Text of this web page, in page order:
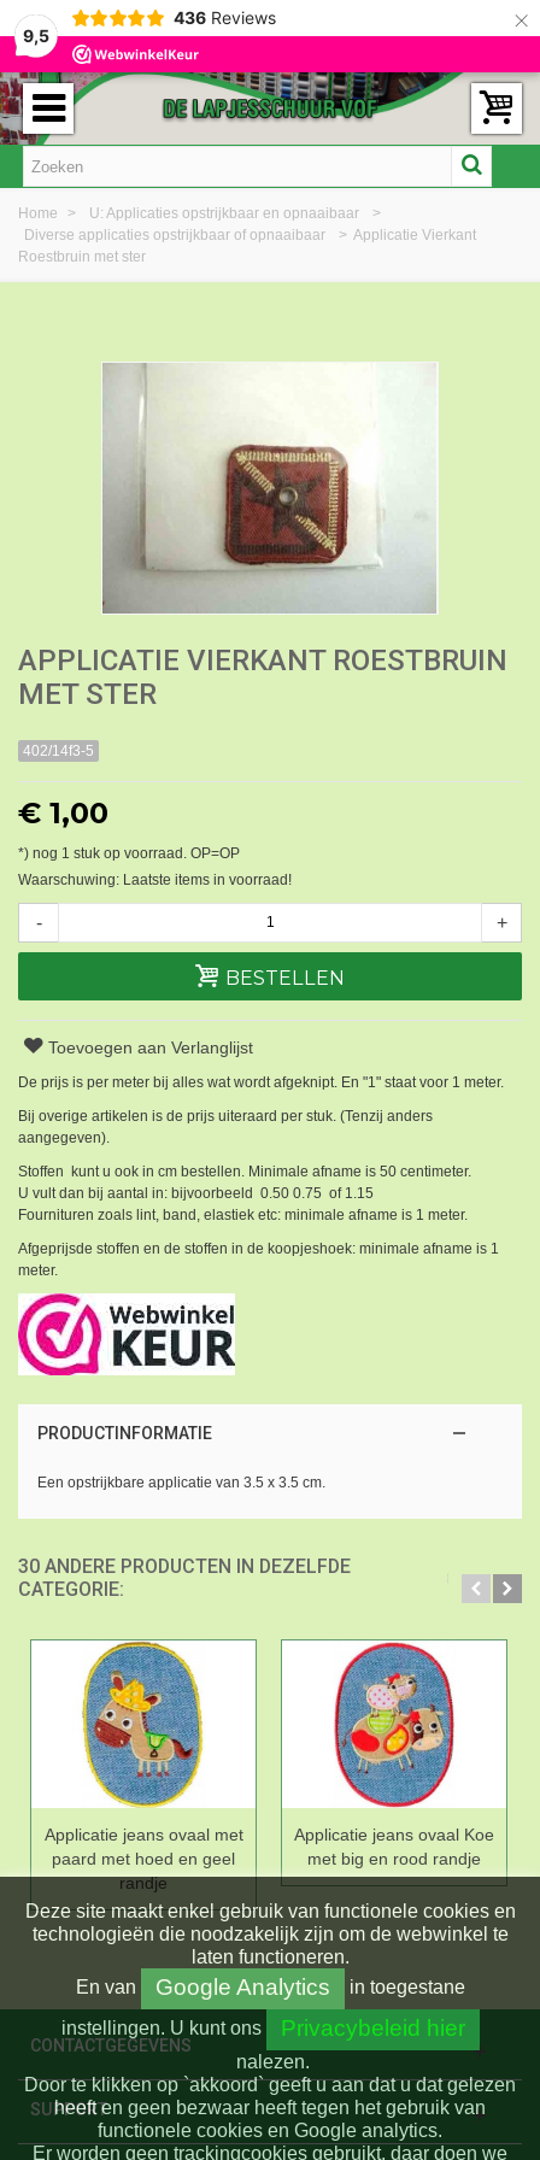
9,5
436 Reviews ×
Home > U: Applicaties opstrijkbaar en opnaaibaar
>
Diverse applicaties opstrijkbaar of opnaaibaar
> Applicatie Vierkant
Roestbruin met ster
APPLICATIE VIERKANT ROESTBRUIN
MET STER
402/14f3-5
€ 1,00
*) nog 1 stuk op voorraad. OP=OP
Waarschuwing: Laatste items in voorraad!
- +
BESTELLEN
Toevoegen aan Verlanglijst
De prijs is per meter bij alles wat wordt afgeknipt. En "1" staat voor 1 meter.
Bij overige artikelen is de prijs uiteraard per stuk. (Tenzij anders
aangegeven).
Stoffen kunt u ook in cm bestellen. Minimale afname is 50 centimeter.
U vult dan bij aantal in: bijvoorbeeld 0.50 0.75 of 1.15
Fournituren zoals lint, band, elastiek etc: minimale afname is 1 meter.
Afgeprijsde stoffen en de stoffen in de koopjeshoek: minimale afname is 1
meter.
PRODUCTINFORMATIE
Een opstrijkbare applicatie van 3.5 x 3.5 cm.
30 ANDERE PRODUCTEN IN DEZELFDE
CATEGORIE:
Applicatie jeans ovaal met
paard met hoed en geel
randje
Applicatie jeans ovaal Koe
met big en rood randje
CONTACTGEGEVENS
SUPPORT
Deze site maakt enkel gebruik van functionele cookies en
technologieën die noodzakelijk zijn om de webwinkel te
laten functioneren.
En van Google Analytics
in toegestane
instellingen. U kunt ons Privacybeleid hier
nalezen.
Door te klikken op `akkoord` geeft u aan dat u dat gelezen
heeft en geen bezwaar heeft tegen het gebruik van
functionele cookies en Google analytics.
Er worden geen trackingcookies gebruikt, daar doen we